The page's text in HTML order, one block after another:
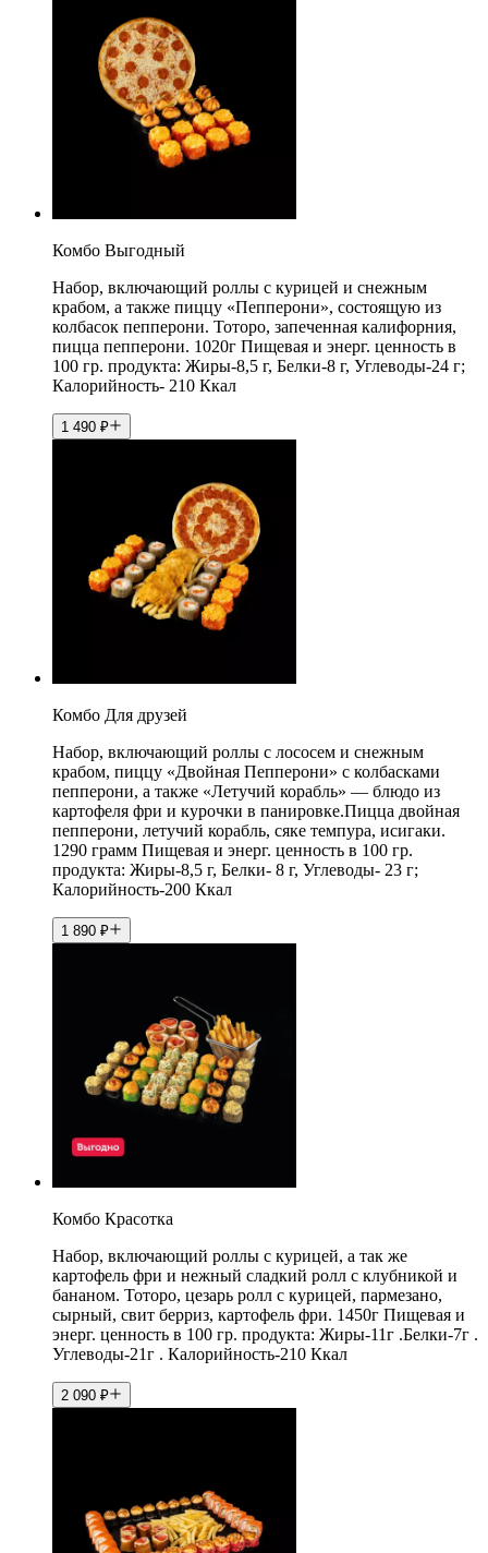
Комбо Выгодный
Набор, включающий роллы с курицей и снежным
крабом, а также пиццу «Пепперони», состоящую из
колбасок пепперони. Тоторо, запеченная калифорния,
пицца пепперони. 1020г Пищевая и энерг. ценность в
100 гр. продукта: Жиры-8,5 г, Белки-8 г, Углеводы-24 г;
Калорийность- 210 Ккал
1 490 ₽
Комбо Для друзей
Набор, включающий роллы с лососем и снежным
крабом, пиццу «Двойная Пепперони» с колбасками
пепперони, а также «Летучий корабль» — блюдо из
картофеля фри и курочки в панировке.Пицца двойная
пепперони, летучий корабль, сяке темпура, исигаки.
1290 грамм Пищевая и энерг. ценность в 100 гр.
продукта: Жиры-8,5 г, Белки- 8 г, Углеводы- 23 г;
Калорийность-200 Ккал
1 890 ₽
Комбо Красотка
Набор, включающий роллы с курицей, а так же
картофель фри и нежный сладкий ролл с клубникой и
бананом. Тоторо, цезарь ролл с курицей, пармезано,
сырный, свит берриз, картофель фри. 1450г Пищевая и
энерг. ценность в 100 гр. продукта: Жиры-11г .Белки-7г .
Углеводы-21г . Калорийность-210 Ккал
2 090 ₽